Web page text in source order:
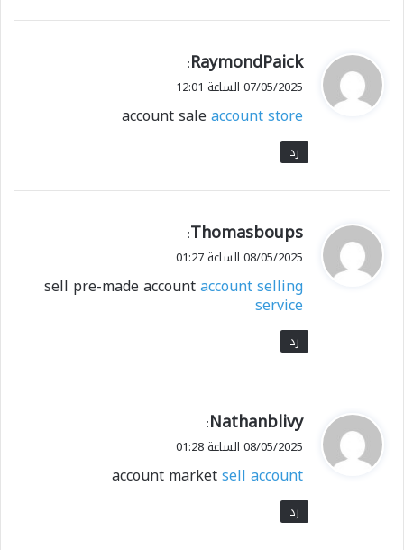
ي
ق
ل
RaymondPaick
:
07/05/2025 الساعة 12:01
account saleaccount store
رد
ي
ق
ل
Thomasboups
:
08/05/2025 الساعة 01:27
sell pre-made accountaccount selling
service
رد
ي
ق
ل
Nathanblivy
:
08/05/2025 الساعة 01:28
account marketsell account
رد